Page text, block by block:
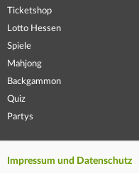
Ticketshop
Lotto Hessen
Spiele
Mahjong
Backgammon
Quiz
Partys
Impressum und Datenschutz